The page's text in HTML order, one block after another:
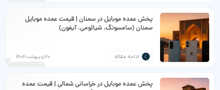
پخش عمده موبایل در سمنان | قیمت عمده موبایل
سمنان (سامسونگ، شیائومی، آیفون)
ادامه مقاله 20اردیبهشت1404
پخش عمده موبایل در خراسانی شمالی | قیمت عمده